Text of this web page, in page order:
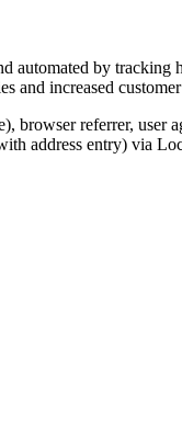
automated by
increased
browser referrer,
address entry) via